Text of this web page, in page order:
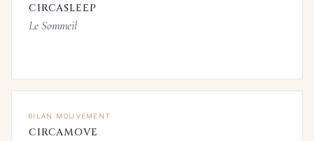
CIRCASLEEP
Le Sommeil
BILAN MOUVEMENT
CIRCAMOVE